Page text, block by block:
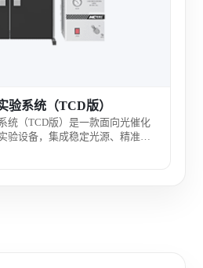
验系统（TCD版）
统（TCD版）是一款面向光催化
验设备，集成稳定光源、精准温
用于多种光催化反应测试，为科